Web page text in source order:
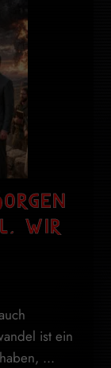
wir
ist ein
...